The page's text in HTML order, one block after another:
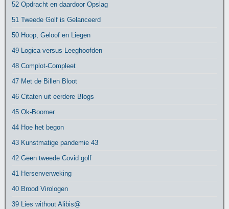
52 Opdracht en daardoor Opslag
51 Tweede Golf is Gelanceerd
50 Hoop, Geloof en Liegen
49 Logica versus Leeghoofden
48 Complot-Compleet
47 Met de Billen Bloot
46 Citaten uit eerdere Blogs
45 Ok-Boomer
44 Hoe het begon
43 Kunstmatige pandemie 43
42 Geen tweede Covid golf
41 Hersenverweking
40 Brood Virologen
39 Lies without Alibis@